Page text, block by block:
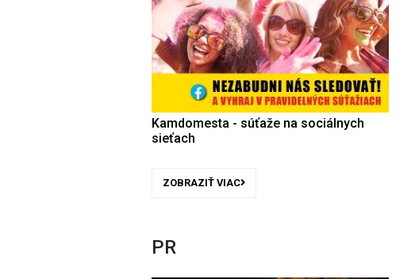
Kamdomesta - súťaže na sociálnych
sieťach
ZOBRAZIŤ VIAC
PR